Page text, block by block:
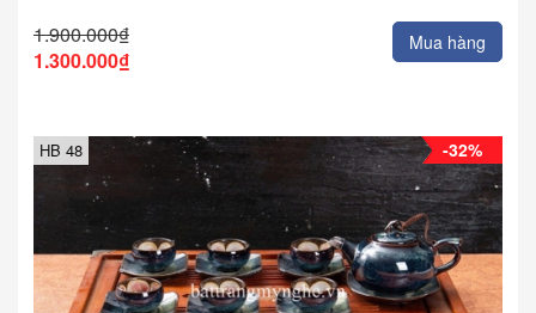
1.900.000₫
1.300.000₫
Mua hàng
-32%
HB 48